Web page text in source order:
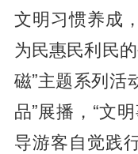
文明习惯养成
为民惠民利民
磁”主题系列活
品”展播，“文
导游客自觉践